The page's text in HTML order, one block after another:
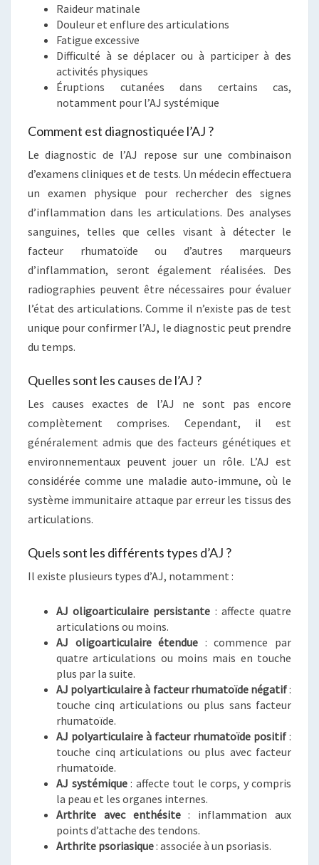
Raideur matinale
Douleur et enflure des articulations
Fatigue excessive
Difficulté à se déplacer ou à participer à des
activités physiques
Éruptions cutanées dans certains cas,
notamment pour l’AJ systémique
Comment est diagnostiquée l’AJ ?
Le diagnostic de l’AJ repose sur une combinaison
d’examens cliniques et de tests. Un médecin effectuera
un examen physique pour rechercher des signes
d’inflammation dans les articulations. Des analyses
sanguines, telles que celles visant à détecter le
facteur rhumatoïde ou d’autres marqueurs
d’inflammation, seront également réalisées. Des
radiographies peuvent être nécessaires pour évaluer
l’état des articulations. Comme il n’existe pas de test
unique pour confirmer l’AJ, le diagnostic peut prendre
du temps.
Quelles sont les causes de l’AJ ?
Les causes exactes de l’AJ ne sont pas encore
complètement comprises. Cependant, il est
généralement admis que des facteurs génétiques et
environnementaux peuvent jouer un rôle. L’AJ est
considérée comme une maladie auto-immune, où le
système immunitaire attaque par erreur les tissus des
articulations.
Quels sont les différents types d’AJ ?
Il existe plusieurs types d’AJ, notamment :
AJ oligoarticulaire persistante : affecte quatre
articulations ou moins.
AJ oligoarticulaire étendue : commence par
quatre articulations ou moins mais en touche
plus par la suite.
AJ polyarticulaire à facteur rhumatoïde négatif:
touche cinq articulations ou plus sans facteur
rhumatoïde.
AJ polyarticulaire à facteur rhumatoïde positif :
touche cinq articulations ou plus avec facteur
rhumatoïde.
AJ systémique: affecte tout le corps, y compris
la peau et les organes internes.
Arthrite avec enthésite: inflammation aux
points d’attache des tendons.
Arthrite psoriasique: associée à un psoriasis.